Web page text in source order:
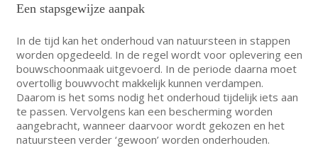
Een stapsgewijze aanpak
In de tijd kan het onderhoud van natuursteen in stappen
worden opgedeeld. In de regel wordt voor oplevering een
bouwschoonmaak uitgevoerd. In de periode daarna moet
overtollig bouwvocht makkelijk kunnen verdampen.
Daarom is het soms nodig het onderhoud tijdelijk iets aan
te passen. Vervolgens kan een bescherming worden
aangebracht, wanneer daarvoor wordt gekozen en het
natuursteen verder ‘gewoon’ worden onderhouden.